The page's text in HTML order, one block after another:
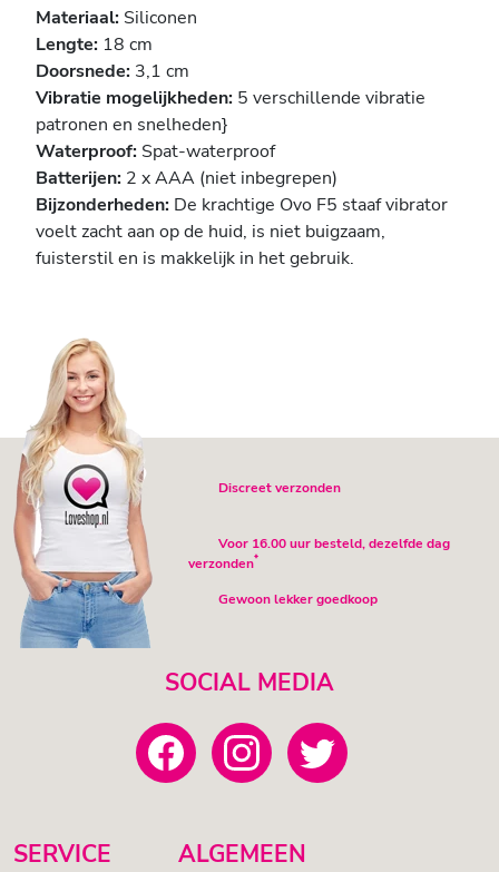
Materiaal: Siliconen
Lengte: 18 cm
Doorsnede: 3,1 cm
Vibratie mogelijkheden: 5 verschillende vibratie
patronen en snelheden}
Waterproof: Spat-waterproof
Batterijen: 2 x AAA (niet inbegrepen)
Bijzonderheden: De krachtige Ovo F5 staaf vibrator
voelt zacht aan op de huid, is niet buigzaam,
fuisterstil en is makkelijk in het gebruik.
Discreet verzonden
Voor 16.00 uur besteld, dezelfde dag
verzonden*
Gewoon lekker goedkoop
SOCIAL MEDIA
SERVICE ALGEMEEN